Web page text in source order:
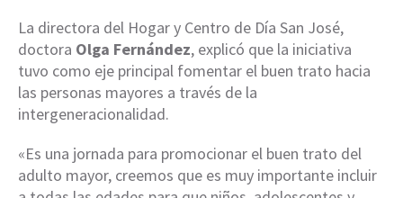
La directora del Hogar y Centro de Día San José,
doctora Olga Fernández, explicó que la iniciativa
tuvo como eje principal fomentar el buen trato hacia
las personas mayores a través de la
intergeneracionalidad.
«Es una jornada para promocionar el buen trato del
adulto mayor, creemos que es muy importante incluir